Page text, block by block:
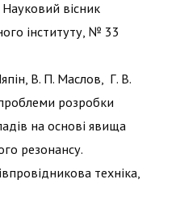
вісник
інституту, № 33
В. П. Маслов, Г. В.
розробки
на основі явища
резонансу.
техніка,